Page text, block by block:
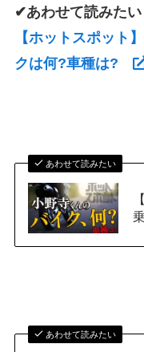
✔あわせて読みたい
【ホットスポット
クは何?車種は?
あわせて読みたい
あわせて読みたい